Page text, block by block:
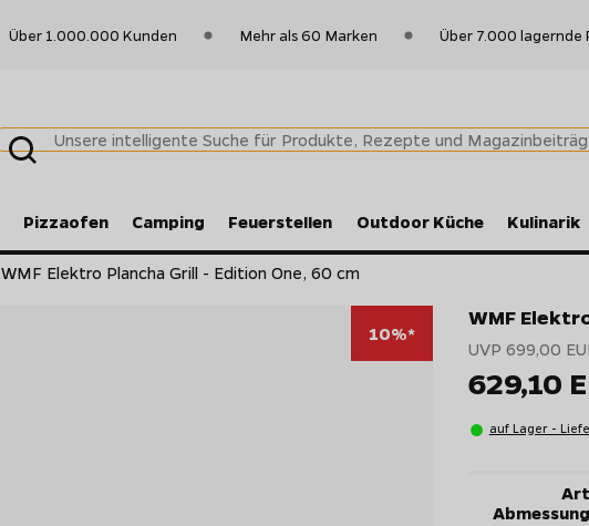
Über 1.000.000 Kunden Mehr als 60 Marken Über 7.000 lagernde
Pizzaofen Camping Feuerstellen Outdoor Küche Kulinarik
WMF Elektro Plancha Grill - Edition One, 60 cm
10%*
WMF
UVP 699,00
629,10
auf Lager -